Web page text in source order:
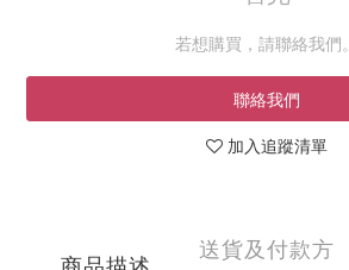
若想購買，請聯絡我們。
聯絡我們
加入追蹤清單
商品描述
送貨及付款方